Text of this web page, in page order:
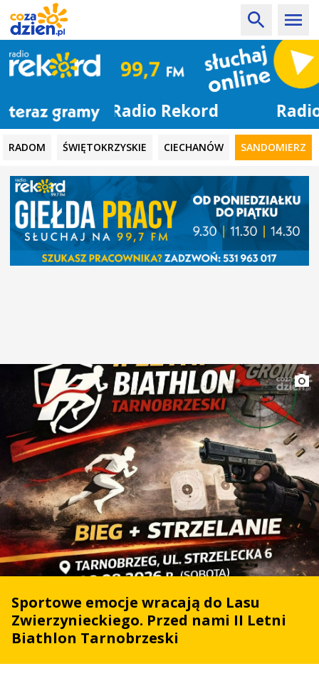
Radio Rekord
RADOM ŚWIĘTOKRZYSKIE CIECHANÓW SANDOMIERZ
Sportowe emocje wracają do Lasu
Zwierzynieckiego. Przed nami II Letni
Biathlon Tarnobrzeski